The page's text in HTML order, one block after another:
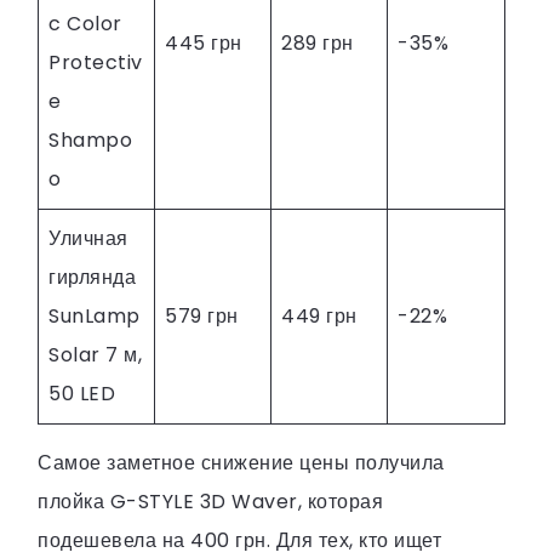
c Color
Protectiv
e
Shampo
o
445 грн 289 грн -35%
Уличная
гирлянда
SunLamp
Solar 7 м,
50 LED
579 грн 449 грн -22%
Самое заметное снижение цены получила
плойка G-STYLE 3D Waver, которая
подешевела на 400 грн. Для тех, кто ищет